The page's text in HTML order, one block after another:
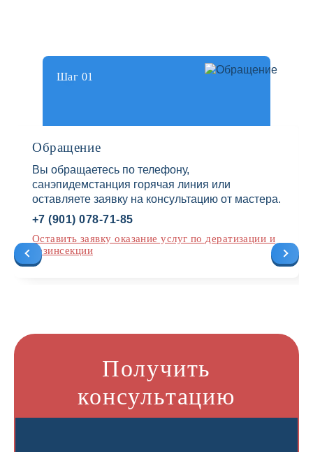
Шаг 01
Обращение
Вы обращаетесь по телефону,
санэпидемстанция горячая линия или
оставляете заявку на консультацию от мастера.
+7 (901) 078-71-85
Оставить заявку оказание услуг по дератизации и
дезинсекции
Получить
консультацию